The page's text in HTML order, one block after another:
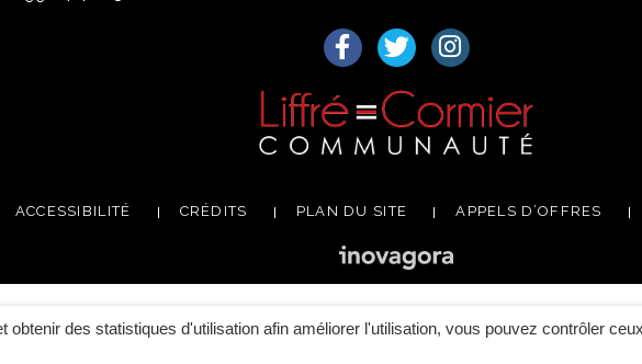
obtenir des statistiques d'utilisation afin améliorer l'utilisation, vous pouvez contrôler
Lien vers le compte Facebook
Lien vers le compte Twitter
Lien vers le compte
ACCESSIBILITÉ CRÉDITS PLAN DU SITE APPELS D’OFFRES